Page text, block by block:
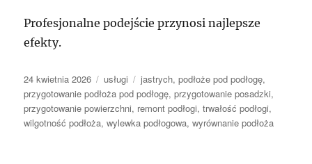
Profesjonalne podejście przynosi najlepsze
efekty.
Data
publikacji
24 kwietnia 2026 Kategorie
usługi Tagi
jastrych,podłoże pod podłogę,
przygotowanie podłoża pod podłogę,przygotowanie posadzki,
przygotowanie powierzchni, remont podłogi,trwałość podłogi,
wilgotność podłoża,wylewka podłogowa,wyrównanie podłoża